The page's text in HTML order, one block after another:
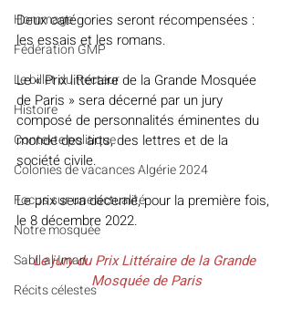
Hommage
Fédération GMP
Le billet du Recteur
Histoire
Contexte politique
Colonies de vacances Algérie 2024
​​Focus sur une actualité
Notre mosquée
Sabil al-Iman
Récits célestes
Deux catégories seront récompensées :
les essais et les romans.
Le « Prix littéraire de la Grande Mosquée
de Paris » sera décerné par un jury
composé de personnalités éminentes du
monde des arts, des lettres et de la
société civile.
Le prix sera décerné, pour la première fois,
le 8 décembre 2022.
Le jury du Prix Littéraire de la Grande
Mosquée de Paris